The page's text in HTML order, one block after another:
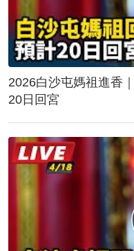
2026白沙屯媽祖進香
20日回宮